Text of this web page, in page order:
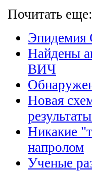
Почитать еще:
Эпидемия
Найдены
ВИЧ
Новая
Никакие
напролом
Ученые